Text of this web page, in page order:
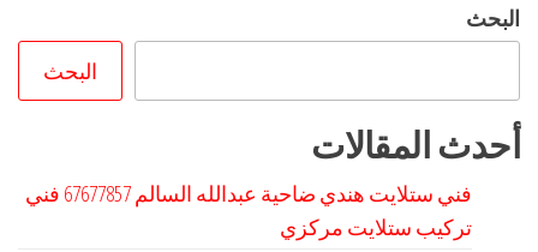
البحث
البحث
أحدث المقالات
فني ستلايت هندي ضاحية عبدالله السالم 67677857 فني
تركيب ستلايت مركزي